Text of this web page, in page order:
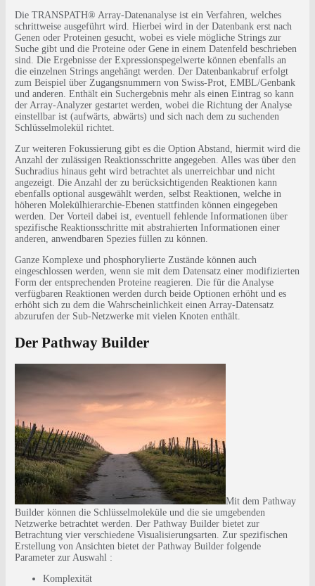
Die TRANSPATH® Array-Datenanalyse ist ein Verfahren, welches
schrittweise ausgeführt wird. Hierbei wird in der Datenbank erst nach
Genen oder Proteinen gesucht, wobei es viele mögliche Strings zur
Suche gibt und die Proteine oder Gene in einem Datenfeld beschrieben
sind. Die Ergebnisse der Expressionspegelwerte können ebenfalls an
die einzelnen Strings angehängt werden. Der Datenbankabruf erfolgt
zum Beispiel über Zugangsnummern von Swiss-Prot, EMBL/Genbank
und anderen. Enthält ein Suchergebnis mehr als einen Eintrag so kann
der Array-Analyzer gestartet werden, wobei die Richtung der Analyse
einstellbar ist (aufwärts, abwärts) und sich nach dem zu suchenden
Schlüsselmolekül richtet.
Zur weiteren Fokussierung gibt es die Option Abstand, hiermit wird die
Anzahl der zulässigen Reaktionsschritte angegeben. Alles was über den
Suchradius hinaus geht wird betrachtet als unerreichbar und nicht
angezeigt. Die Anzahl der zu berücksichtigenden Reaktionen kann
ebenfalls optional ausgewählt werden, selbst Reaktionen, welche in
höheren Molekülhierarchie-Ebenen stattfinden können eingegeben
werden. Der Vorteil dabei ist, eventuell fehlende Informationen über
spezifische Reaktionsschritte mit abstrahierten Informationen einer
anderen, anwendbaren Spezies füllen zu können.
Ganze Komplexe und phosphorylierte Zustände können auch
eingeschlossen werden, wenn sie mit dem Datensatz einer modifizierten
Form der entsprechenden Proteine reagieren. Die für die Analyse
verfügbaren Reaktionen werden durch beide Optionen erhöht und es
erhöht sich zu dem die Wahrscheinlichkeit einen Array-Datensatz
abzurufen der Sub-Netzwerke mit vielen Knoten enthält.
Der Pathway Builder
Mit dem Pathway
Builder können die Schlüsselmoleküle und die sie umgebenden
Netzwerke betrachtet werden. Der Pathway Builder bietet zur
Betrachtung vier verschiedene Visualisierungsarten. Zur spezifischen
Erstellung von Ansichten bietet der Pathway Builder folgende
Parameter zur Auswahl :
Komplexität